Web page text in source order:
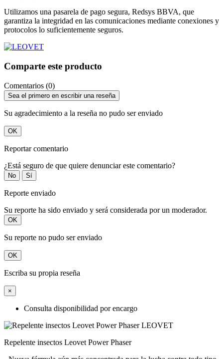
Utilizamos una pasarela de pago segura, Redsys BBVA, que
garantiza la integridad en las comunicaciones mediante conexiones y
protocolos lo suficientemente seguros.
Comparte este producto
Comentarios (0)
Sea el primero en escribir una reseña
Su agradecimiento a la reseña no pudo ser enviado
OK
Reportar comentario
¿Está seguro de que quiere denunciar este comentario?
No Sí
Reporte enviado
Su reporte ha sido enviado y será considerada por un moderador.
OK
Su reporte no pudo ser enviado
OK
Escriba su propia reseña
×
Consulta disponibilidad por encargo
Repelente insectos Leovet Power Phaser